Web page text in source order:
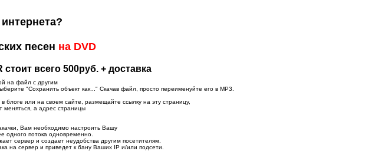
песен на DVD
всего 500руб. + доставка
на файл с другим
"Сохранить объект как..." Скачав файл, просто переименуйте его в MP3.
или на своем сайте, размещайте ссылку на эту страницу,
а адрес страницы
Вам необходимо настроить Вашу
одного потока одновременно.
сервер и создает неудобства другим посетителям.
на сервер и приведет к бану Ваших IP и/или подсети.